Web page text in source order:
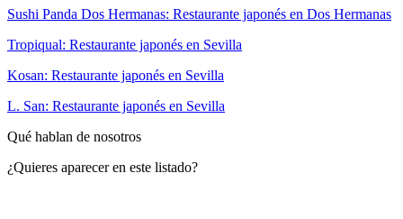
Sushi Panda Dos Hermanas: Restaurante japonés en Dos Hermanas
Tropiqual: Restaurante japonés en Sevilla
Kosan: Restaurante japonés en Sevilla
L. San: Restaurante japonés en Sevilla
Qué hablan de nosotros
¿Quieres aparecer en este listado?